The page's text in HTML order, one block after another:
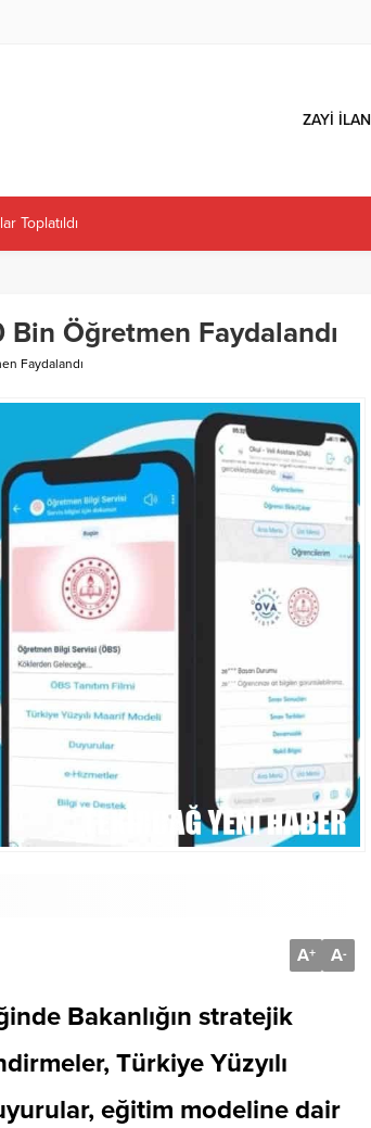
ZAYİ İLAN
İLK MAZOT KARTLARINI TESLİM ETTİ
Öğretmen Faydalandı
Faydalandı
A+ A-
Bakanlığın stratejik
Türkiye Yüzyılı
eğitim modeline dair